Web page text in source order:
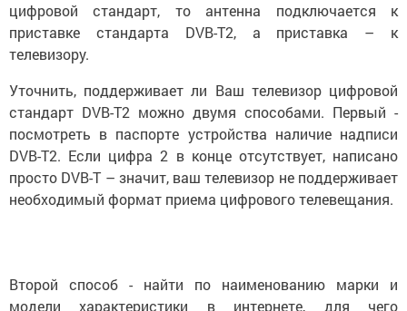
цифровой стандарт, то антенна подключается к
приставке стандарта DVB-T2, а приставка – к
телевизору.
Уточнить, поддерживает ли Ваш телевизор цифровой
стандарт DVB-T2 можно двумя способами. Первый -
посмотреть в паспорте устройства наличие надписи
DVB-T2. Если цифра 2 в конце отсутствует, написано
просто DVB-T – значит, ваш телевизор не поддерживает
необходимый формат приема цифрового телевещания.
Второй способ - найти по наименованию марки и
модели характеристики в интернете, для чего